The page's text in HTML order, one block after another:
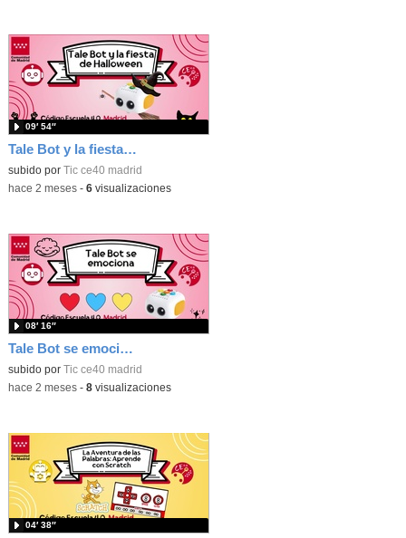
Tale Bot y la fiesta de Halloween
subido por Tic ce40 madrid
09′ 54″
-hace 2 meses- 6visualizaciones
Tale Bot se emociona
subido por Tic ce40 madrid
08′ 16″
-hace 2 meses- 8visualizaciones
04′ 38″